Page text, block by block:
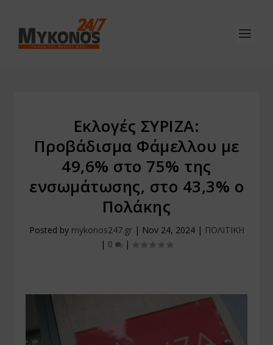
Εκλογές ΣΥΡΙΖΑ:
Προβάδισμα Φάμελλου με
49,6% στο 75% της
ενσωμάτωσης, στο 43,3% ο
Πολάκης
Posted by mykonos247.gr| Nov 24, 2024| ΠΟΛΙΤΙΚΗ
| 0 |